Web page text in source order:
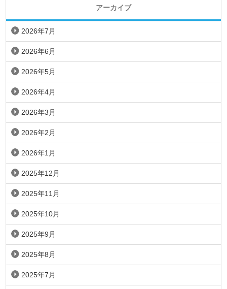
アーカイブ
2026年7月
2026年6月
2026年5月
2026年4月
2026年3月
2026年2月
2026年1月
2025年12月
2025年11月
2025年10月
2025年9月
2025年8月
2025年7月